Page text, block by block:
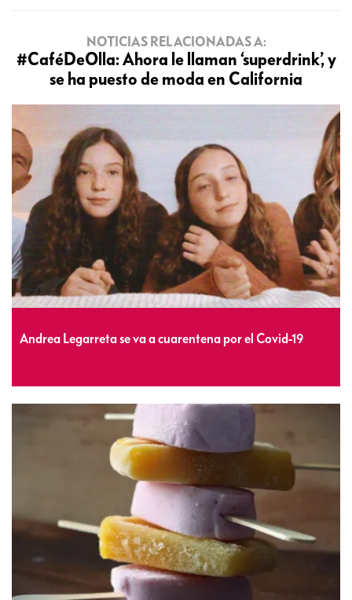
NOTICIAS RELACIONADAS A:
#CaféDeOlla: Ahora le llaman ‘superdrink’, y
se ha puesto de moda en California
Andrea Legarreta se va a cuarentena por el Covid-19